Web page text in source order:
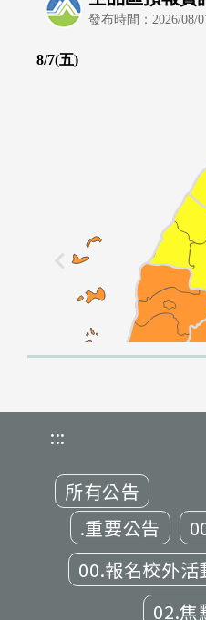
:::
所有公告
.重要公告
00.報名校外活
02.焦